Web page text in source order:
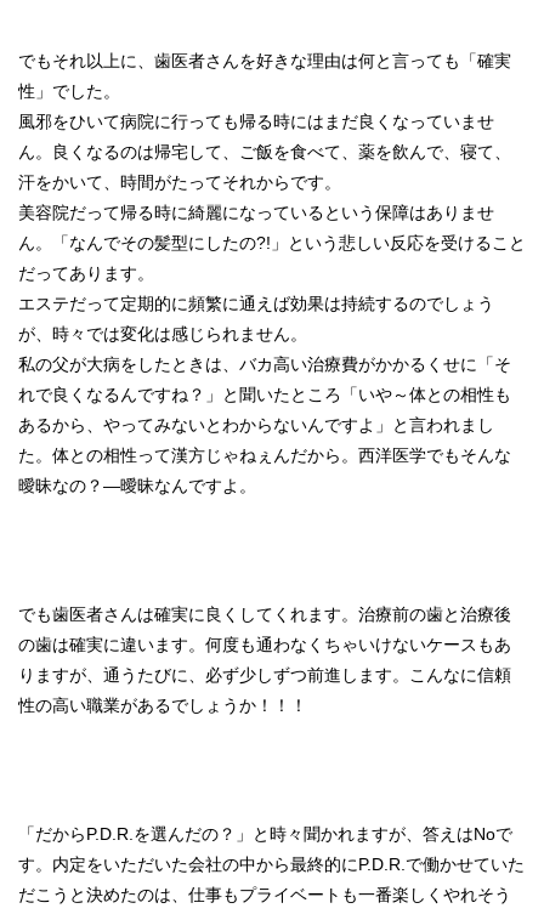
でもそれ以上に、歯医者さんを好きな理由は何と言っても「確実
性」でした。
風邪をひいて病院に行っても帰る時にはまだ良くなっていませ
ん。良くなるのは帰宅して、ご飯を食べて、薬を飲んで、寝て、
汗をかいて、時間がたってそれからです。
美容院だって帰る時に綺麗になっているという保障はありませ
ん。「なんでその髪型にしたの?!」という悲しい反応を受けること
だってあります。
エステだって定期的に頻繁に通えば効果は持続するのでしょう
が、時々では変化は感じられません。
私の父が大病をしたときは、バカ高い治療費がかかるくせに「そ
れで良くなるんですね？」と聞いたところ「いや～体との相性も
あるから、やってみないとわからないんですよ」と言われまし
た。体との相性って漢方じゃねぇんだから。西洋医学でもそんな
曖昧なの？―曖昧なんですよ。
でも歯医者さんは確実に良くしてくれます。治療前の歯と治療後
の歯は確実に違います。何度も通わなくちゃいけないケースもあ
りますが、通うたびに、必ず少しずつ前進します。こんなに信頼
性の高い職業があるでしょうか！！！
「だからP.D.R.を選んだの？」と時々聞かれますが、答えはNoで
す。内定をいただいた会社の中から最終的にP.D.R.で働かせていた
だこうと決めたのは、仕事もプライベートも一番楽しくやれそう